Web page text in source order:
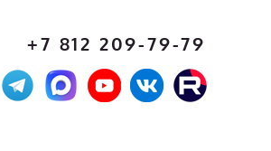
+7 812 209-79-79